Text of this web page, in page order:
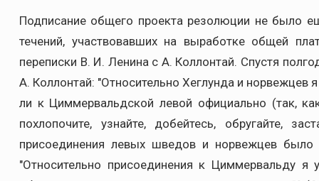
Подписание общего проекта резолюции не было
течений, участвовавших на выработке общей
переписки В. И. Ленина с А. Коллонтай. Спустя
А. Коллонтай: "Относительно Хеглунда и норвежцев
ли к Циммервальдской левой официально (так,
похлопочите, узнайте, добейтесь, обругайте,
присоединения левых шведов и норвежцев
"Относительно присоединения к Циммервальду